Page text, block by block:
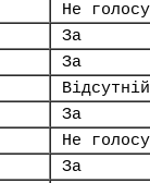
Не
За
За
Відсутній
За
Не
За